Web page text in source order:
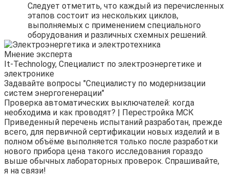
Следует отметить, что каждый из перечисленных
этапов состоит из нескольких циклов,
выполняемых с применением специального
оборудования и различных схемных решений.
Мнение эксперта
It-Technology, Cпециалист по электроэнергетике и
электронике
Задавайте вопросы "Специалисту по модернизации
систем энергогенерации"
Проверка автоматических выключателей: когда
необходима и как проводят? | Перестройка МСК
Приведенный перечень испытаний разработан, прежде
всего, для первичной сертификации новых изделий и в
полном объёме выполняется только после разработки
нового прибора цена такого исследования гораздо
выше обычных лабораторных проверок. Спрашивайте,
я на связи!